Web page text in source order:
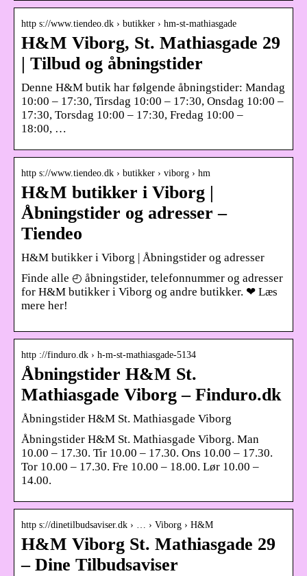
http s://www.tiendeo.dk › butikker › hm-st-mathiasgade
H&M Viborg, St. Mathiasgade 29
| Tilbud og åbningstider
Denne H&M butik har følgende åbningstider: Mandag
10:00 – 17:30, Tirsdag 10:00 – 17:30, Onsdag 10:00 –
17:30, Torsdag 10:00 – 17:30, Fredag 10:00 –
18:00, …
http s://www.tiendeo.dk › butikker › viborg › hm
H&M butikker i Viborg |
Åbningstider og adresser –
Tiendeo
H&M butikker i Viborg | Åbningstider og adresser
Finde alle ◴ åbningstider, telefonnummer og adresser
for H&M butikker i Viborg og andre butikker. ❤ Læs
mere her!
http ://finduro.dk › h-m-st-mathiasgade-5134
Åbningstider H&M St.
Mathiasgade Viborg – Finduro.dk
Åbningstider H&M St. Mathiasgade Viborg
Åbningstider H&M St. Mathiasgade Viborg. Man
10.00 – 17.30. Tir 10.00 – 17.30. Ons 10.00 – 17.30.
Tor 10.00 – 17.30. Fre 10.00 – 18.00. Lør 10.00 –
14.00.
http s://dinetilbudsaviser.dk › … › Viborg › H&M
H&M Viborg St. Mathiasgade 29
– Dine Tilbudsaviser